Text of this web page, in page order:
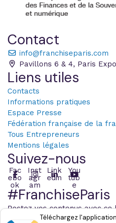
Contact
info@franchiseparis.com
Pavillons 6 & 4, Paris
Liens utiles
Contacts
Informations pratiques
Espace Presse
Fédération française de la
Tous Entrepreneurs
Mentions légales
Suivez-nous
Fac
ebo
ok
Inst
agr
am
Link
edin
You
tub
e
#FranchiseParis
Postez vos contenus avec ce
Téléchargez